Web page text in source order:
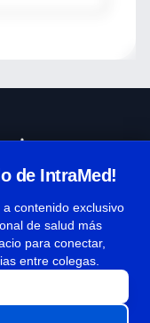
de IntraMed!
contenido exclusivo
de salud más
para conectar,
entre colegas.
1997-2026